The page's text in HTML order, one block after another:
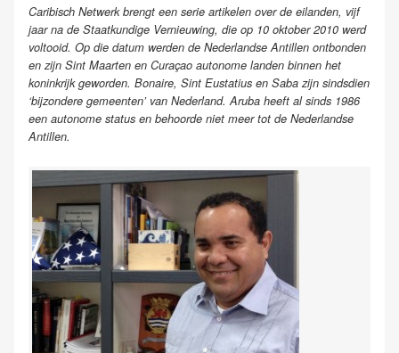
Caribisch Netwerk brengt een serie artikelen over de eilanden, vijf
jaar na de Staatkundige Vernieuwing, die op 10 oktober 2010 werd
voltooid. Op die datum werden de Nederlandse Antillen ontbonden
en zijn Sint Maarten en Curaçao autonome landen binnen het
koninkrijk geworden. Bonaire, Sint Eustatius en Saba zijn sindsdien
‘bijzondere gemeenten’ van Nederland. Aruba heeft al sinds 1986
een autonome status en behoorde niet meer tot de Nederlandse
Antillen.